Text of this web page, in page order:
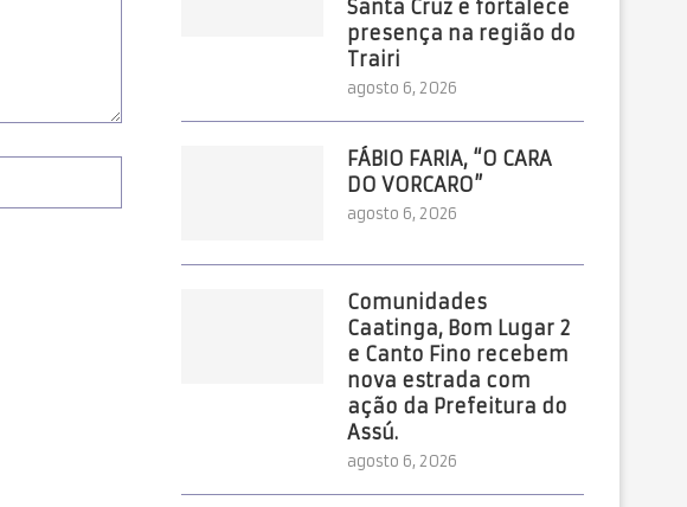
Santa Cruz e fortalece
presença na região do
Trairi
agosto 6, 2026
FÁBIO FARIA, “O CARA
DO VORCARO”
agosto 6, 2026
Comunidades
Caatinga, Bom Lugar 2
e Canto Fino recebem
nova estrada com
ação da Prefeitura do
Assú.
agosto 6, 2026